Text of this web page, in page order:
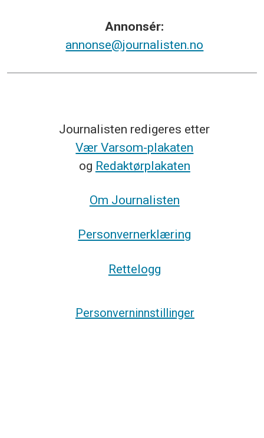
Annonsér:
annonse@journalisten.no
Journalisten redigeres etter
Vær Varsom-plakaten
og Redaktørplakaten
Om Journalisten
Personvernerklæring
Rettelogg
Personverninnstillinger